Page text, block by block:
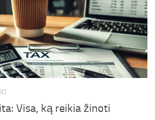
Visa, ką reikia žinoti